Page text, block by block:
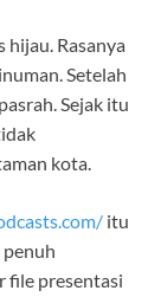
hijau. Rasanya
Setelah
Sejak itu
kota.
itu
penuh
file presentasi